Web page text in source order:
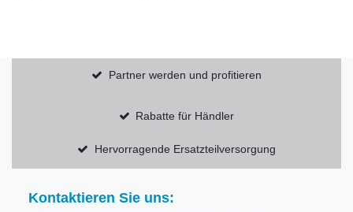
Partner werden und profitieren
Rabatte für Händler
Hervorragende Ersatzteilversorgung
Kontaktieren Sie uns: